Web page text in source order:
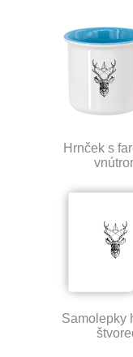
Hrnček s
Samolepky